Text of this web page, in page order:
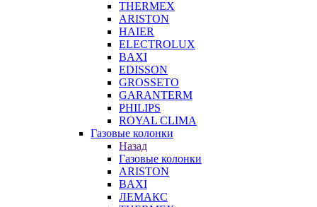
THERMEX
ARISTON
HAIER
ELECTROLUX
BAXI
EDISSON
GROSSETO
GARANTERM
PHILIPS
ROYAL CLIMA
Газовые колонки
Назад
Газовые колонки
ARISTON
BAXI
ЛЕМАКС